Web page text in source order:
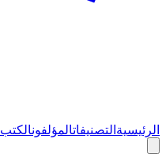
الرئيسية التصنيفاتالمؤلفونالكتب